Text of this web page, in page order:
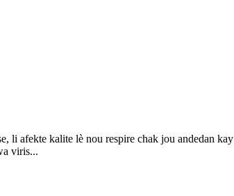
li afekte kalite lè nou respire chak jou andedan
viris...